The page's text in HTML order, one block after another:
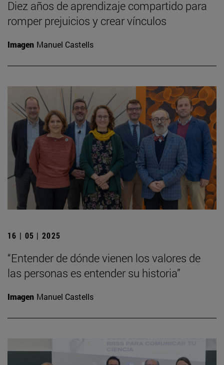
Diez años de aprendizaje compartido para
romper prejuicios y crear vínculos
Imagen Manuel Castells
16 | 05 | 2025
“Entender de dónde vienen los valores de
las personas es entender su historia”
Imagen Manuel Castells